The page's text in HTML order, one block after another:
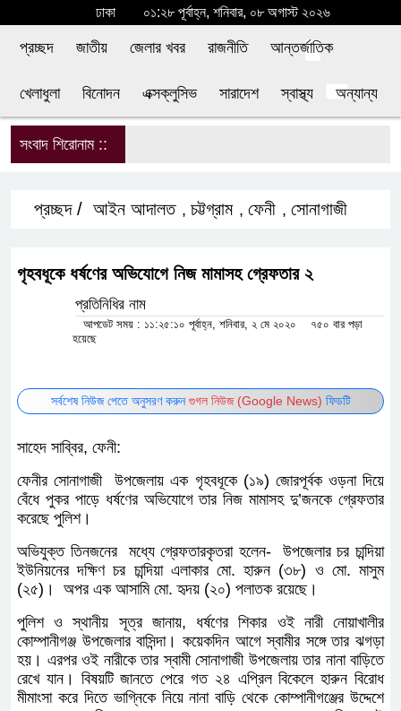
ঢাকা ০১:২৮ পূর্বাহ্ন, শনিবার, ০৮ অগাস্ট ২০২৬
প্রচ্ছদ জাতীয় জেলার খবর রাজনীতি আন্তর্জাতিক
খেলাধুলা বিনোদন এক্সক্লুসিভ সারাদেশ স্বাস্থ্য
অন্যান্য
সংবাদ শিরোনাম ::
প্রচ্ছদ / আইন আদালত , চট্টগ্রাম ,ফেনী , সোনাগাজী
গৃহবধূকে ধর্ষণের অভিযোগে নিজ মামাসহ গ্রেফতার ২
আপডেট সময় : ১১:২৫:১০ পূর্বাহ্ন, শনিবার, ২ মে ২০২০ ৭৫০ বার পড়া
হয়েছে
সাহেদ সাব্বির, ফেনী:
ফেনীর সোনাগাজী উপজেলায় এক গৃহবধূকে (১৯) জোরপূর্বক
ওড়না দিয়ে বেঁধে পুকর পাড়ে ধর্ষণের অভিযোগে তার নিজ
মামাসহ দু’জনকে গ্রেফতার করেছে পুলিশ।
অভিযুক্ত তিনজনের মধ্যে গ্রেফতারকৃতরা হলেন- উপজেলার চর
চান্দিয়া ইউনিয়নের দক্ষিণ চর চান্দিয়া এলাকার মো. হারুন (৩৮)
ও মো. মাসুম (২৫)। অপর এক আসামি মো. হৃদয় (২০) পলাতক
রয়েছে।